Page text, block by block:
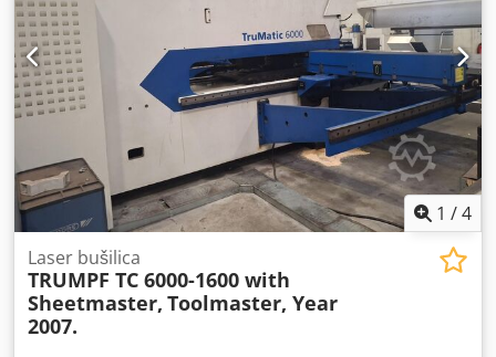
1 /4
Laser bušilica
TRUMPF TC 6000-1600 with
Sheetmaster, Toolmaster, Year
2007.